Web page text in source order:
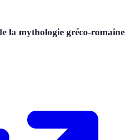
la mythologie gréco-romaine